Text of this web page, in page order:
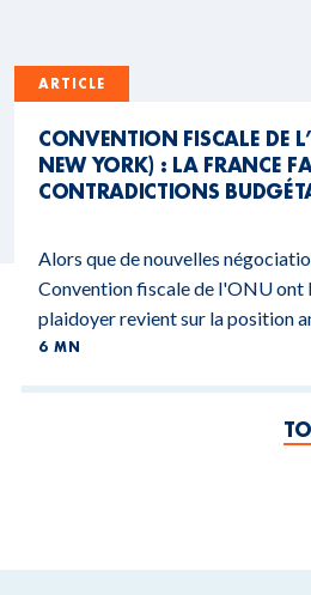
ARTICLE
CONVENTION FISCALE DE
NEW YORK) : LA FRANCE
CONTRADICTIONS
Alors que de nouvelles
Convention fiscale de l'ONU ont
plaidoyer revient sur la position
6 MN